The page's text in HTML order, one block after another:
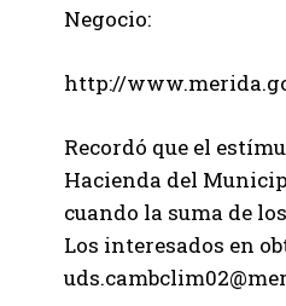
Negocio:
http://
Recordó que el
Hacienda del
cuando la suma de
Los interesados en